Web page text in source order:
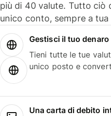
più di 40 valute. Tutto ciò
unico conto, sempre a tua
Gestisci il tuo
Tieni tutte le tue
unico posto e
Una carta di debito